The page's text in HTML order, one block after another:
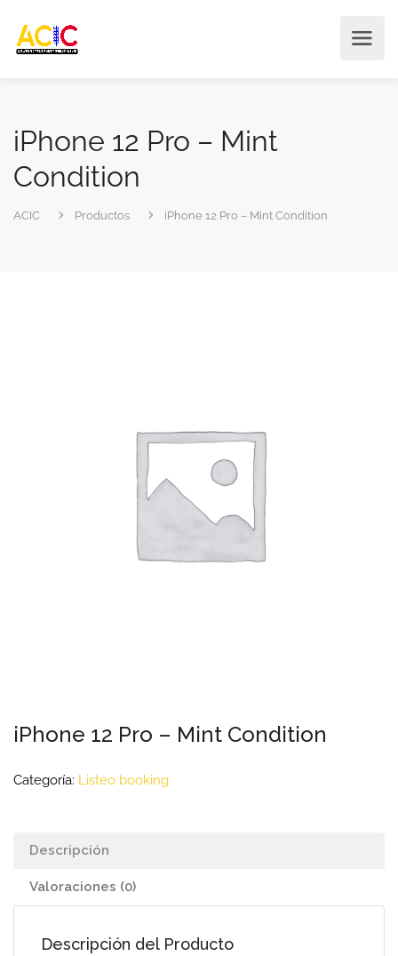
iPhone 12 Pro – Mint
Condition
ACIC Productos iPhone 12 Pro – Mint Condition
iPhone 12 Pro – Mint Condition
Categoría: Listeo booking
Descripción
Valoraciones (0)
Descripción del Producto